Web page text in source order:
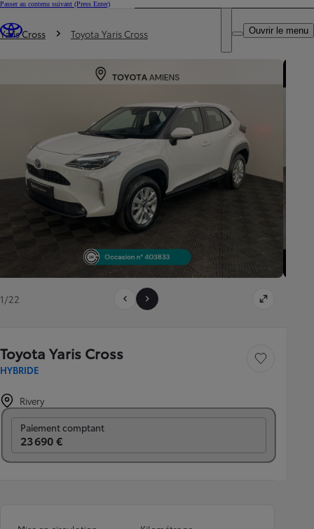
Passer au contenu suivant (Press Enter)
Trouvez un partenaire Toyota
DEALER NAME
Ouvrir le menu
Vous êtes ici
Yaris Cross Toyota Yaris Cross
1/22
Toyota Yaris Cross
HYBRIDE
Sauvegarder le
Rivery
Paiement comptant
23 690 €